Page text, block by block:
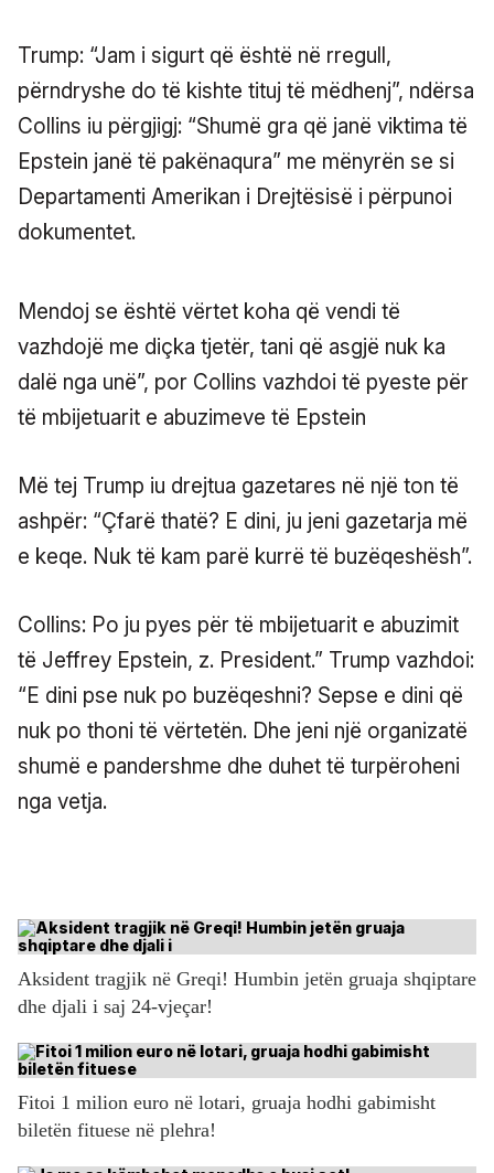
Trump: “Jam i sigurt që është në rregull,
përndryshe do të kishte tituj të mëdhenj”, ndërsa
Collins iu përgjigj: “Shumë gra që janë viktima të
Epstein janë të pakënaqura” me mënyrën se si
Departamenti Amerikan i Drejtësisë i përpunoi
dokumentet.
Mendoj se është vërtet koha që vendi të
vazhdojë me diçka tjetër, tani që asgjë nuk ka
dalë nga unë”, por Collins vazhdoi të pyeste për
të mbijetuarit e abuzimeve të Epstein
Më tej Trump iu drejtua gazetares në një ton të
ashpër: “Çfarë thatë? E dini, ju jeni gazetarja më
e keqe. Nuk të kam parë kurrë të buzëqeshësh”.
Collins: Po ju pyes për të mbijetuarit e abuzimit
të Jeffrey Epstein, z. President.” Trump vazhdoi:
“E dini pse nuk po buzëqeshni? Sepse e dini që
nuk po thoni të vërtetën. Dhe jeni një organizatë
shumë e pandershme dhe duhet të turpëroheni
nga vetja.
Aksident tragjik në Greqi! Humbin jetën gruaja shqiptare
dhe djali i saj 24-vjeçar!
Fitoi 1 milion euro në lotari, gruaja hodhi gabimisht
biletën fituese në plehra!